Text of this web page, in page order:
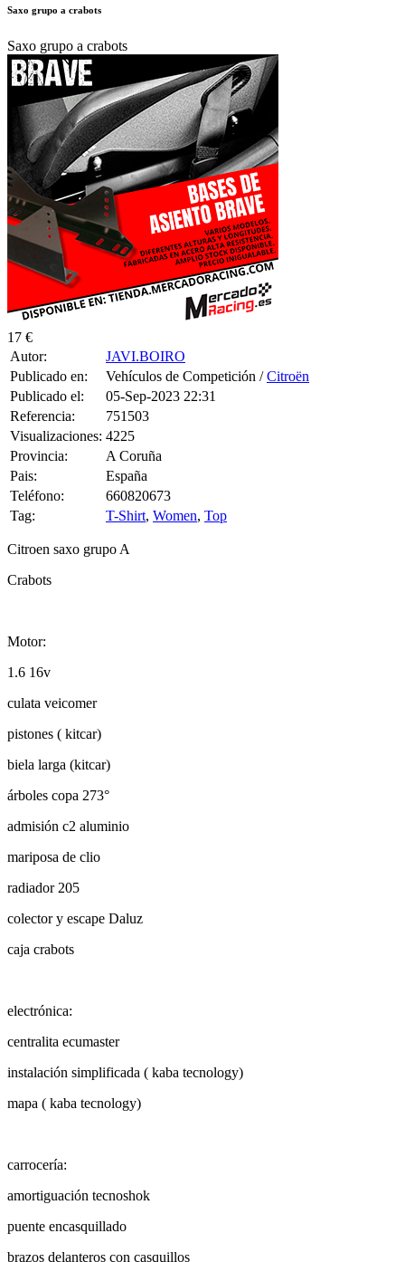
17 €
Autor:
Publicado en:
Vehículos de Competición /
Publicado el:
05-Sep-2023 22:31
Referencia:
751503
Visualizaciones:
4225
Provincia:
A Coruña
Pais:
España
Teléfono:
660820673
Tag:
T-Shirt,Women
Citroen saxo grupo A
Crabots
1.6 16v
culata veicomer
pistones ( kitcar)
biela larga (kitcar)
árboles copa 273°
admisión c2 aluminio
mariposa de clio
radiador 205
colector y escape Daluz
caja crabots
centralita ecumaster
instalación simplificada ( kaba tecnology)
mapa ( kaba tecnology)
amortiguación tecnoshok
puente encasquillado
brazos delanteros con casquillos